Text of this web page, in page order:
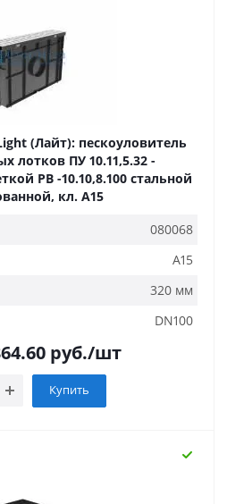
(Лайт): пескоуловитель
лотков ПУ 10.11,5.32 -
кл. A15
080068
A15
320 мм
DN100
руб./шт
Купить